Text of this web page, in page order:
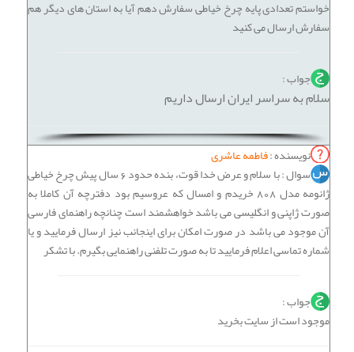
خواستم تعدادی پایه چرخ خیاطی سفارش دهم آیا به استان های دیگر هم
سفارش ارسال می کنید
جواب :
سلام به سراسر ایران ارسال داریم
نویسنده :فاطمه عاشری
سوال : با سلام و عرض خدا قوت، بنده حدود 6 سال پیش چرخ خیاطی
ژانومه مدل 808 خریدم و امسال که عروسیم بود دفترچه آن کاملا به
صورت ژاپنی و انگلیسی می باشد خواهشمند است چنانچه راهنمای فارسی
آن موجود می باشد در صورت امکان برای اینجانب نیز ارسال فرمایید و یا
شماره تماسی اعلام فرمایید تا به صورت تلفنی راهنمایی بگیرم. با تشکر
جواب :
موجود است از سایت بخرید